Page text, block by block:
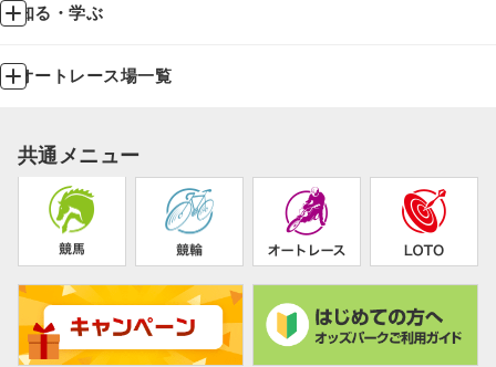
知る・学ぶ
オートレース場一覧
共通メニュー